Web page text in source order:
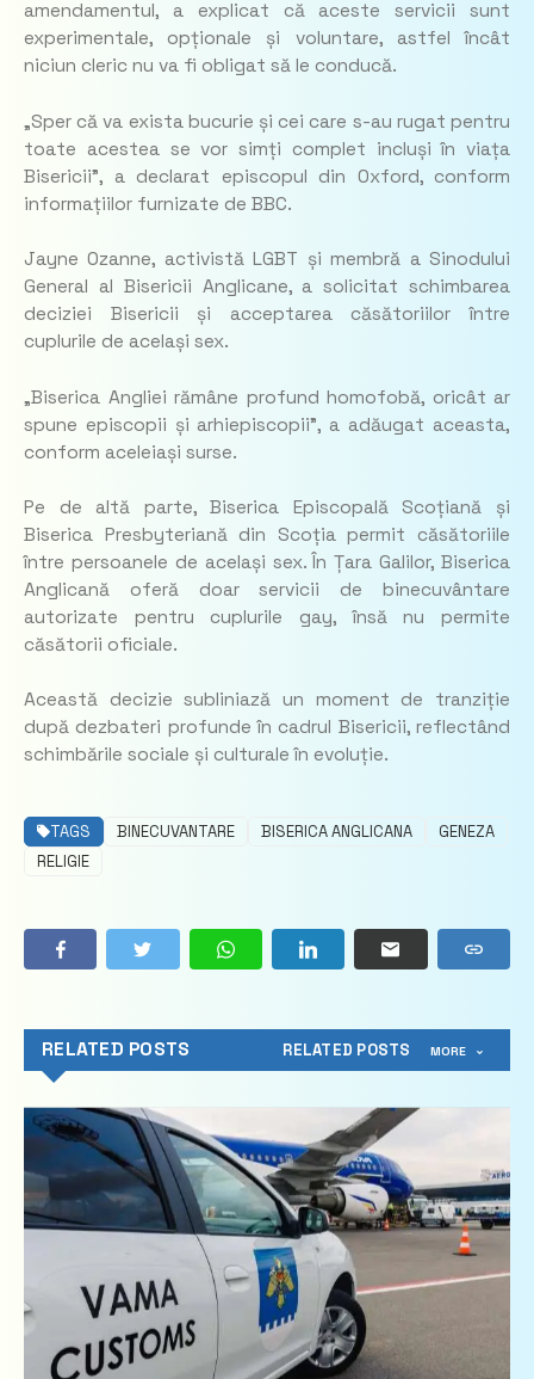
amendamentul, a explicat că aceste servicii sunt
experimentale, opționale și voluntare, astfel încât
niciun cleric nu va fi obligat să le conducă.
„Sper că va exista bucurie și cei care s-au rugat pentru
toate acestea se vor simți complet incluși în viața
Bisericii”, a declarat episcopul din Oxford, conform
informațiilor furnizate de BBC.
Jayne Ozanne, activistă LGBT și membră a Sinodului
General al Bisericii Anglicane, a solicitat schimbarea
deciziei Bisericii și acceptarea căsătoriilor între
cuplurile de același sex.
„Biserica Angliei rămâne profund homofobă, oricât ar
spune episcopii și arhiepiscopii”, a adăugat aceasta,
conform aceleiași surse.
Pe de altă parte, Biserica Episcopală Scoțiană și
Biserica Presbyteriană din Scoția permit căsătoriile
între persoanele de același sex. În Țara Galilor, Biserica
Anglicană oferă doar servicii de binecuvântare
autorizate pentru cuplurile gay, însă nu permite
căsătorii oficiale.
Această decizie subliniază un moment de tranziție
după dezbateri profunde în cadrul Bisericii, reflectând
schimbările sociale și culturale în evoluție.
TAGS BINECUVANTARE BISERICA ANGLICANA
GENEZA
RELIGIE
RELATED POSTS RELATED POSTS MORE